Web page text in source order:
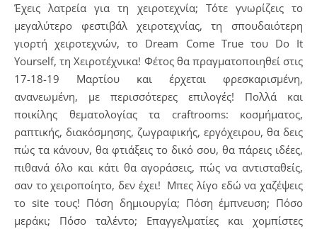
Έχεις λατρεία για τη χειροτεχνία; Τότε γνωρίζεις το
μεγαλύτερο φεστιβάλ χειροτεχνίας, τη σπουδαιότερη
γιορτή χειροτεχνών, το Dream Come True του Do It
Yourself, τη Χειροτέχνικα! Φέτος θα πραγματοποιηθεί στις
17-18-19 Μαρτίου και έρχεται φρεσκαρισμένη,
ανανεωμένη, με περισσότερες επιλογές! Πολλά και
ποικίλης θεματολογίας τα craftrooms: κοσμήματος,
ραπτικής, διακόσμησης, ζωγραφικής, εργόχειρου, θα δεις
πώς τα κάνουν, θα φτιάξεις το δικό σου, θα πάρεις ιδέες,
πιθανά όλο και κάτι θα αγοράσεις, πώς να αντισταθείς,
σαν το χειροποίητο, δεν έχει! Μπες λίγο εδώ να χαζέψεις
το site τους! Πόση δημιουργία; Πόση έμπνευση; Πόσο
μεράκι; Πόσο ταλέντο; Επαγγελματίες και χομπίστες